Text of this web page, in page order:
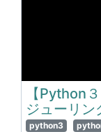
【Python
ジューリ
python3